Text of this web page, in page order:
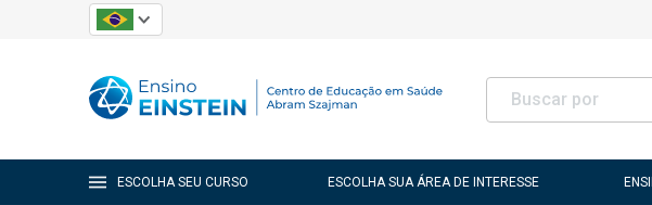
ESCOLHA SEU CURSO ESCOLHA SUA ÁREA DE INTERESSE